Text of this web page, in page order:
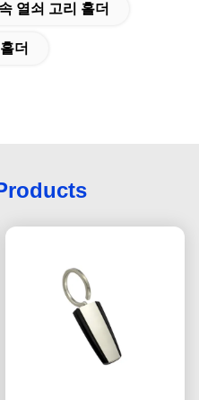
열쇠 고리 홀더
더